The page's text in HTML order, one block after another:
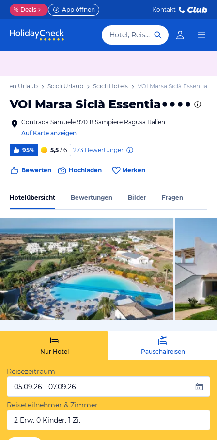
% Deals App öffnen Kontakt
Hotel, Reiseziel
Urlaub Scicli Urlaub Scicli Hotels VOI Marsa Siclà Essentia
VOI Marsa Siclà Essentia
Contrada Samuele 97018 Sampiere Ragusa Italien
Auf Karte anzeigen
95% 5,5 / 6 273 Bewertungen
Bewerten Hochladen Merken
Hotelübersicht Bewertungen Bilder Fragen
vom
Nur Hotel Pauschalreisen
Reisezeitraum
05.09.26 - 07.09.26
Reiseteilnehmer & Zimmer
2 Erw, 0 Kinder, 1 Zi.